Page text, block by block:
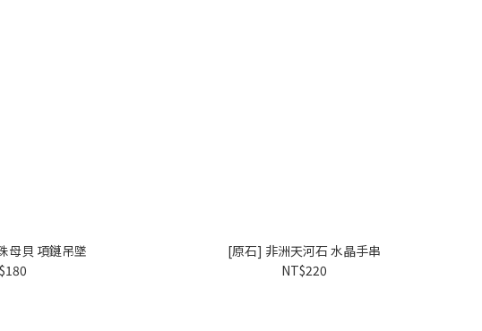
母貝 項鏈吊墜
[原石] 非洲天河石 水晶手串
NT$220